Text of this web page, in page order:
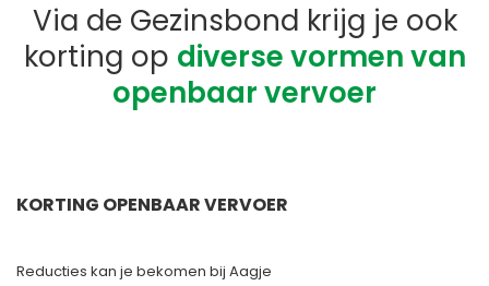
Via de Gezinsbond krijg je ook
korting op diverse vormen van
openbaar vervoer
KORTING OPENBAAR VERVOER
Reducties kan je bekomen bij Aagje